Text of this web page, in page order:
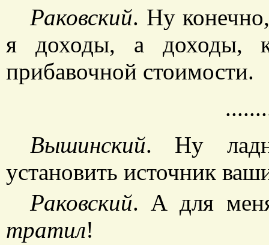
Раковский. Ну
я доходы, а доходы,
прибавочной стоимости.
Вышинский. Ну
установить источник
Раковский. А для
тратил!